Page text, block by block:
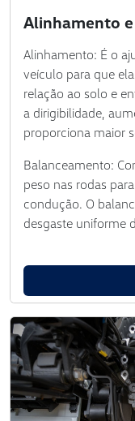
Alinhamento
Alinhamento: É o
veículo para que
relação ao solo e
a dirigibilidade,
proporciona maior
Balanceamento:
peso nas rodas
condução. O
desgaste uniforme